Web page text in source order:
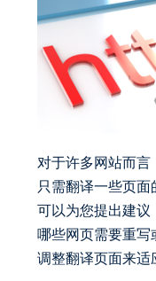
对于许多网站而
只需翻译一些页
可以为您提出建议
哪些网页需要重
调整翻译页面来适